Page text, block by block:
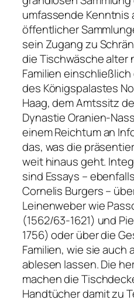
umfassende Kenntnis
öffentlicher
sein Zugang zu
die Tischwäsche alter
Familien
des Königspalastes
Haag, dem Amtssitz
Dynastie Oranien-
einem Reichtum an
das, was die
weit hinaus geht.
sind Essays –
Cornelis Burgers –
Leinenweber wie
(1562/63-1621) und
1756) oder über die
Familien, wie sie auch
ablesen lassen. Die
machen die
Handtücher damit zu